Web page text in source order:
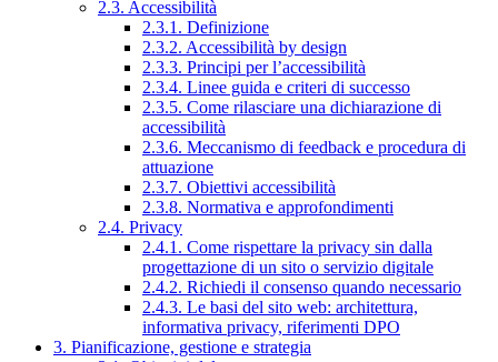
2.3. Accessibilità
2.3.1. Definizione
2.3.2. Accessibilità by design
2.3.3. Principi per l’accessibilità
2.3.4. Linee guida e criteri di successo
2.3.5. Come rilasciare una dichiarazione di
accessibilità
2.3.6. Meccanismo di feedback e procedura di
attuazione
2.3.7. Obiettivi accessibilità
2.3.8. Normativa e approfondimenti
2.4. Privacy
2.4.1. Come rispettare la privacy sin dalla
progettazione di un sito o servizio digitale
2.4.2. Richiedi il consenso quando necessario
2.4.3. Le basi del sito web: architettura,
informativa privacy, riferimenti DPO
3. Pianificazione, gestione e strategia